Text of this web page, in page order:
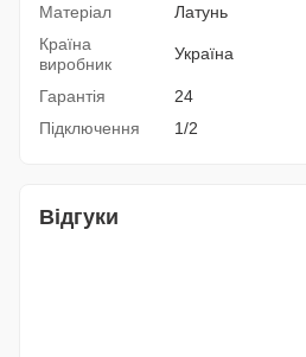
Матеріал
Латунь
Країна
виробник
Україна
Гарантія
24
Підключення
1/2
Відгуки